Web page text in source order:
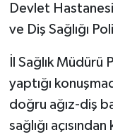
Devlet
ve Diş Sağlığı
İl Sağlık
yaptığı
doğru ağız-diş
sağlığı